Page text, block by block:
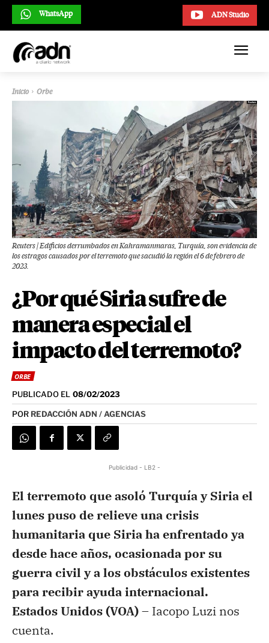
ADN Studio
WhatsApp
Inicio Orbe
Reuters | Edificios derrumbados en Kahramanmaras, Turquía, son evidencia de
los estragos causados por el terremoto que sacudió la región el 6 de febrero de
2023.
¿Por qué Siria sufre de
manera especial el
impacto del terremoto?
ORBE
PUBLICADO EL 08/02/2023
POR REDACCIÓN ADN / AGENCIAS
Publicidad - LB2 -
El terremoto que asoló Turquía y Siria el
lunes puso de relieve una crisis
humanitaria que Siria ha enfrentado ya
desde hace años, ocasionada por su
guerra civil y a los obstáculos existentes
para recibir ayuda internacional.
Estados Unidos (VOA) – Iacopo Luzi nos
cuenta.